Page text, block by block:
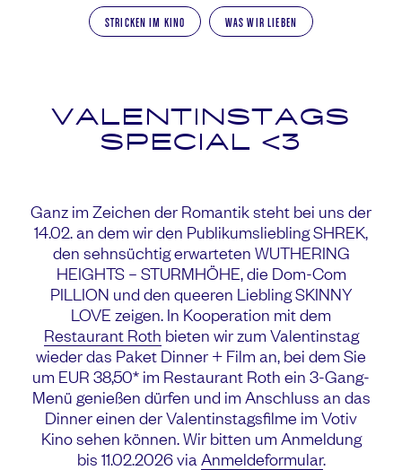
STRICKEN IM KINO WAS WIR LIEBEN
VALENTINSTAGS
SPECIAL <3
Ganz im Zeichen der Romantik steht bei uns der
14.02. an dem wir den Publikumsliebling SHREK,
den sehnsüchtig erwarteten WUTHERING
HEIGHTS – STURMHÖHE, die Dom-Com
PILLION und den queeren Liebling SKINNY
LOVE zeigen. In Kooperation mit dem
Restaurant Roth bieten wir zum Valentinstag
wieder das Paket Dinner + Film an, bei dem Sie
um EUR 38,50* im Restaurant Roth ein 3-Gang-
Menü genießen dürfen und im Anschluss an das
Dinner einen der Valentinstagsfilme im Votiv
Kino sehen können. Wir bitten um Anmeldung
bis 11.02.2026 via Anmeldeformular.